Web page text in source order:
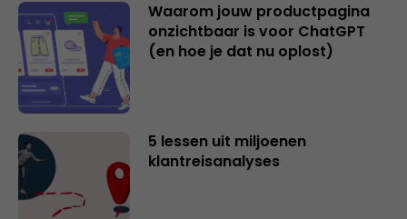
Waarom jouw productpagina
onzichtbaar is voor ChatGPT
(en hoe je dat nu oplost)
5 lessen uit miljoenen
klantreisanalyses